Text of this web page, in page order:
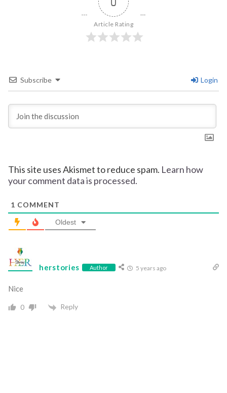
Article Rating
Subscribe Login
This site uses Akismet to reduce spam. Learn how
your comment data is processed.
1 COMMENT
Oldest
herstories Author 5 years ago
Nice
0 Reply